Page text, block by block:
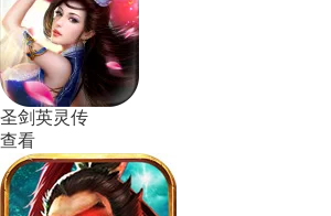
圣剑英灵传
查看